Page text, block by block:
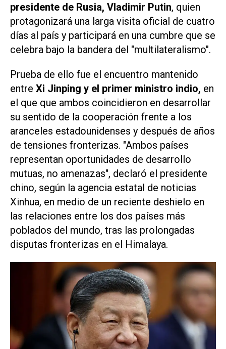
presidente de Rusia, Vladimir Putin, quien
protagonizará una larga visita oficial de cuatro
días al país y participará en una cumbre que se
celebra bajo la bandera del "multilateralismo".
Prueba de ello fue el encuentro mantenido
entre Xi Jinping y el primer ministro indio, en
el que que ambos coincidieron en desarrollar
su sentido de la cooperación frente a los
aranceles estadounidenses y después de años
de tensiones fronterizas. "Ambos países
representan oportunidades de desarrollo
mutuas, no amenazas", declaró el presidente
chino, según la agencia estatal de noticias
Xinhua, en medio de un reciente deshielo en
las relaciones entre los dos países más
poblados del mundo, tras las prolongadas
disputas fronterizas en el Himalaya.